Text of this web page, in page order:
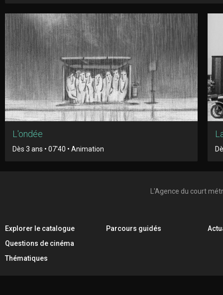
L'ondée
Dès 3 ans • 07'40 • Animation
L'Agence du court
Explorer le catalogue
Questions de cinéma
Thématiques
Parcours guidés